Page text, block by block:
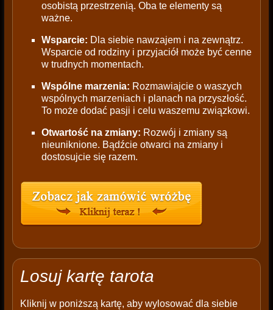
osobistą przestrzenią. Oba te elementy są
ważne.
Wsparcie: Dla siebie nawzajem i na zewnątrz.
Wsparcie od rodziny i przyjaciół może być cenne
w trudnych momentach.
Wspólne marzenia: Rozmawiajcie o waszych
wspólnych marzeniach i planach na przyszłość.
To może dodać pasji i celu waszemu związkowi.
Otwartość na zmiany: Rozwój i zmiany są
nieuniknione. Bądźcie otwarci na zmiany i
dostosujcie się razem.
Losuj kartę tarota
Kliknij w poniższą kartę, aby wylosować dla siebie